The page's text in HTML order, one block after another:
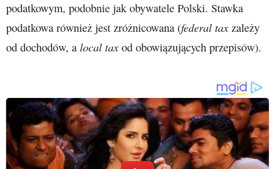
podatkowym, podobnie jak obywatele Polski. Stawka
podatkowa również jest zróżnicowana (federal tax zależy
od dochodów, a local tax od obowiązujących przepisów).